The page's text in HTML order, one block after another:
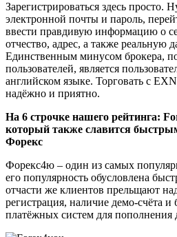
Зарегистрироваться здесь просто.
электронной почты и пароль,
ввести правдивую информацию о
отчество, адрес, а также реальную
Единственным минусом брокера,
пользователей, является
английском языке. Торговать с
надёжно и приятно.
На 6 строчке нашего рейтинга:
который также славится
Форекс
Форекс4ю – один из самых
его популярность обусловлена
отчасти же клиентов прельщают
регистрация, наличие демо-счёта
платёжных систем для пополнения